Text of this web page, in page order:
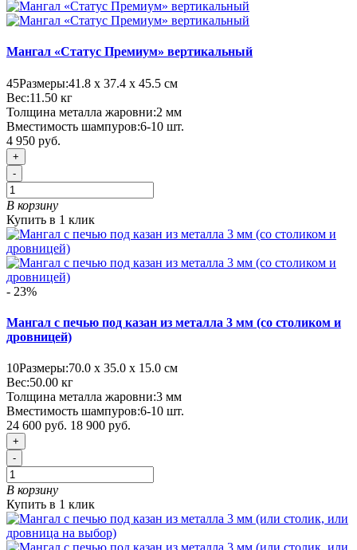
Мангал «Статус Премиум» вертикальный
45Размеры:41.8 х 37.4 х 45.5 см
Вес:11.50 кг
Толщина металла жаровни:2 мм
Вместимость шампуров:6-10 шт.
4 950 руб.
+
-
В корзину
Купить в 1 клик
- 23%
Мангал с печью под казан из металла 3 мм (со столиком и
дровницей)
10Размеры:70.0 х 35.0 х 15.0 см
Вес:50.00 кг
Толщина металла жаровни:3 мм
Вместимость шампуров:6-10 шт.
24 600 руб. 18 900 руб.
+
-
В корзину
Купить в 1 клик